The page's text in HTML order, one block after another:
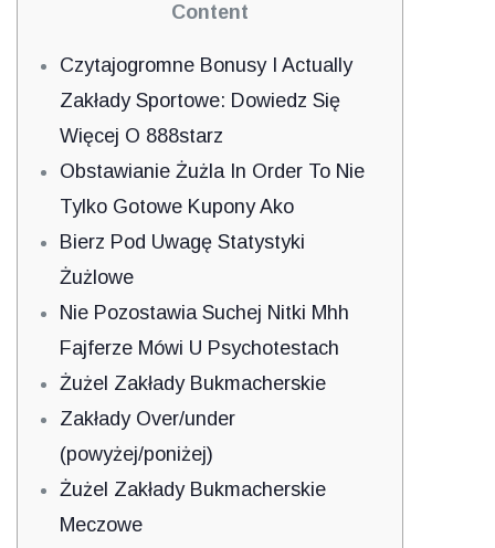
Content
Czytajogromne Bonusy I Actually
Zakłady Sportowe: Dowiedz Się
Więcej O 888starz
Obstawianie Żużla In Order To Nie
Tylko Gotowe Kupony Ako
Bierz Pod Uwagę Statystyki
Żużlowe
Nie Pozostawia Suchej Nitki Mhh
Fajferze Mówi U Psychotestach
Żużel Zakłady Bukmacherskie
Zakłady Over/under
(powyżej/poniżej)
Żużel Zakłady Bukmacherskie
Meczowe